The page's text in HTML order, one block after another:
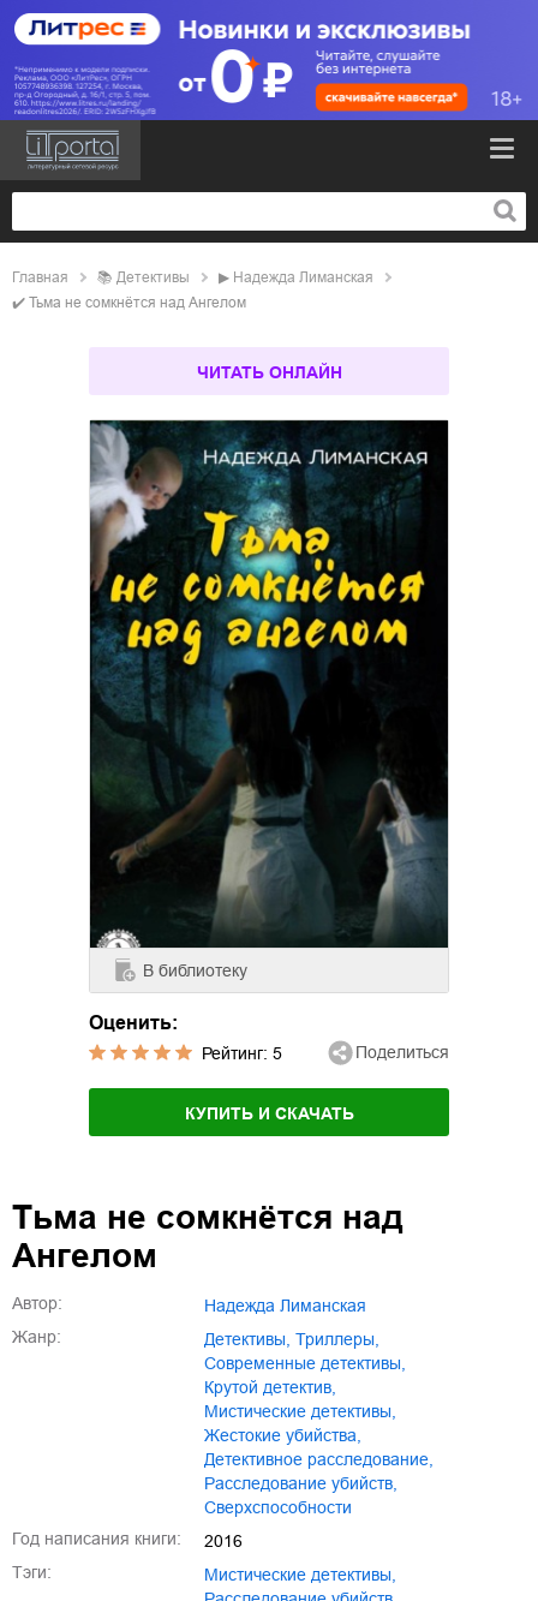
Главная 📚 детективы ▶ Надежда Лиманская
✔️ Тьма не сомкнётся над Ангелом
ЧИТАТЬ ОНЛАЙН
В библиотеку
Оценить:
Рейтинг: 5 Поделиться
КУПИТЬ И СКАЧАТЬ
Тьма не сомкнётся над
Ангелом
Автор:
Надежда Лиманская
Жанр:
детективы, триллеры,
современные детективы,
крутой детектив,
мистические детективы,
жестокие убийства,
детективное расследование,
расследование убийств,
сверхспособности
Год написания книги:
2016
Тэги:
мистические детективы,